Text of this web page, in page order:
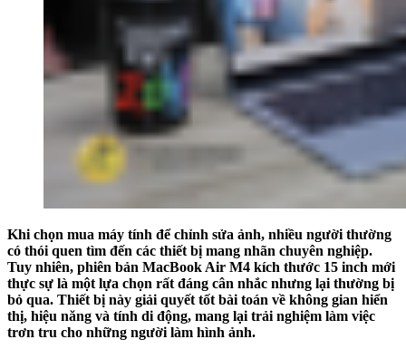
Khi chọn mua máy tính để chỉnh sửa ảnh, nhiều người thường
có thói quen tìm đến các thiết bị mang nhãn chuyên nghiệp.
Tuy nhiên, phiên bản MacBook Air M4 kích thước 15 inch mới
thực sự là một lựa chọn rất đáng cân nhắc nhưng lại thường bị
bỏ qua. Thiết bị này giải quyết tốt bài toán về không gian hiển
thị, hiệu năng và tính di động, mang lại trải nghiệm làm việc
trơn tru cho những người làm hình ảnh.